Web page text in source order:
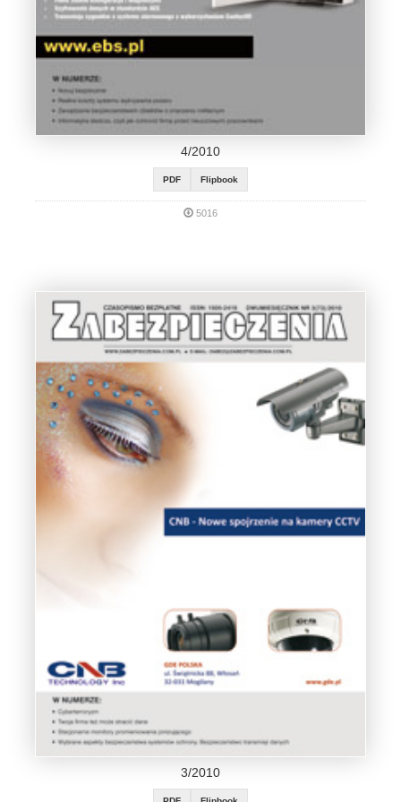
4/2010
PDF Flipbook
5016
3/2010